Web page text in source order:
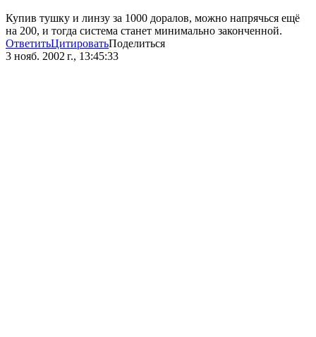
Купив тушку и линзу за 1000 доралов, можно напрячься ещё
на 200, и тогда система станет минимально законченной.
ОтветитьЦитироватьПоделиться
3 нояб. 2002 г., 13:45:33